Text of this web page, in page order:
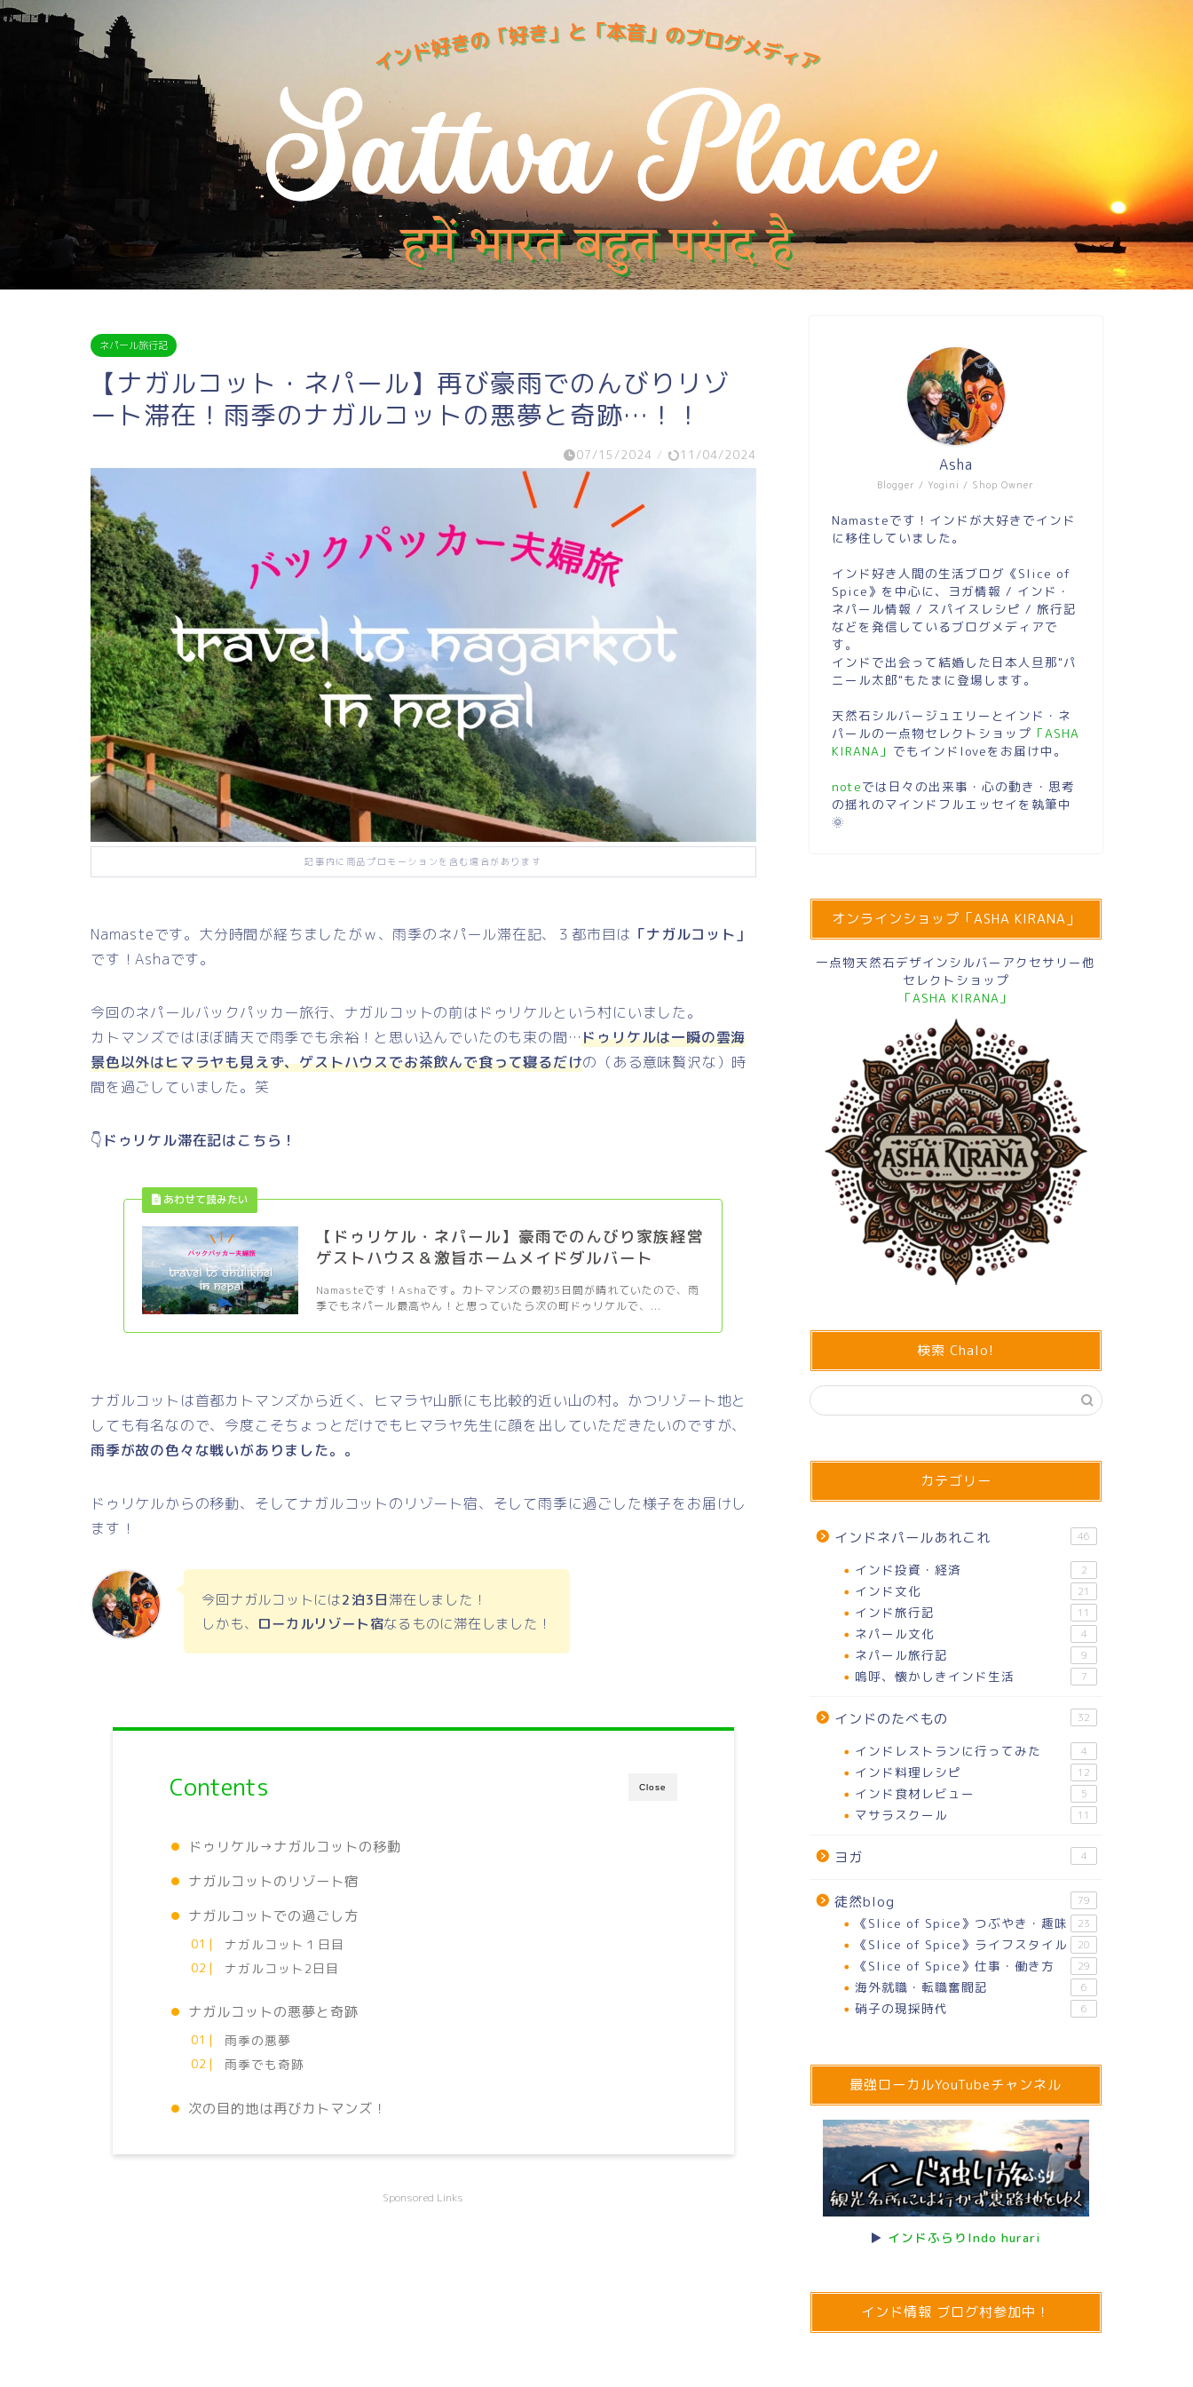
ネパール旅行記
【ナガルコット・ネパール】再び豪雨でのんびりリゾ
ート滞在！雨季のナガルコットの悪夢と奇跡…！！
07/15/2024 / 11/04/2024
記事内に商品プロモーションを含む場合があります
Namasteです。大分時間が経ちましたがｗ、雨季のネパール滞在記、３都市目は 「ナガルコット」
です！Ashaです。
今回のネパールバックパッカー旅行、ナガルコットの前はドゥリケルという村にいました。
カトマンズではほぼ晴天で雨季でも余裕！と思い込んでいたのも束の間…ドゥリケルは一瞬の雲海
景色以外はヒマラヤも見えず、ゲストハウスでお茶飲んで食って寝るだけの（ある意味贅沢な）時
間を過ごしていました。笑
👇 ドゥリケル滞在記はこちら！
【ドゥリケル・ネパール】豪雨でのんびり家族経営
ゲストハウス＆激旨ホームメイドダルバート
Namasteです！Ashaです。カトマンズの最初3日間が晴れていたので、雨
季でもネパール最高やん！と思っていたら次の町ドゥリケルで、...
ナガルコットは首都カトマンズから近く、ヒマラヤ山脈にも比較的近い山の村。かつリゾート地と
しても有名なので、今度こそちょっとだけでもヒマラヤ先生に顔を出していただきたいのですが、
雨季が故の色々な戦いがありました。。
ドゥリケルからの移動、そしてナガルコットのリゾート宿、そして雨季に過ごした様子をお届けし
ます！
今回ナガルコットには2泊3日滞在しました！
しかも、 ローカルリゾート宿なるものに滞在しました！
Close
Contents
ドゥリケル→ナガルコットの移動
ナガルコットのリゾート宿
ナガルコットでの過ごし方
ナガルコット１日目
ナガルコット2日目
ナガルコットの悪夢と奇跡
雨季の悪夢
雨季でも奇跡
次の目的地は再びカトマンズ！
Sponsored Links
Blogger / Yogini / Shop Owner
Asha
Namasteです！インドが大好きでインド
に移住していました。
インド好き人間の生活ブログ《Slice of
Spice》を中心に、ヨガ情報 / インド・
ネパール情報 / スパイスレシピ / 旅行記
などを発信しているブログメディアで
す。
インドで出会って結婚した日本人旦那"パ
ニール太郎"もたまに登場します。
天然石シルバージュエリーとインド・ネ
パールの一点物セレクトショップ 「ASHA
KIRANA」 でもインドloveをお届け中。
noteでは日々の出来事・心の動き・思考
の揺れのマインドフルエッセイを執筆中
🌞
オンラインショップ「ASHA KIRANA」
一点物天然石デザインシルバーアクセサリー他
セレクトショップ
「ASHA KIRANA」
検索 Chalo!
カテゴリー
インドネパールあれこれ 46
インド投資・経済 2
インド文化 21
インド旅行記 11
ネパール文化 4
ネパール旅行記 9
嗚呼、懐かしきインド生活 7
インドのたべもの 32
インドレストランに行ってみた 4
インド料理レシピ 12
インド食材レビュー 5
マサラスクール 11
ヨガ 4
徒然blog 79
《Slice of Spice》つぶやき・趣味 23
《Slice of Spice》ライフスタイル 20
《Slice of Spice》仕事・働き方 29
海外就職・転職奮闘記 6
硝子の現採時代 6
最強ローカルYouTubeチャンネル
▶ インドふらりIndo hurari
インド情報 ブログ村参加中！